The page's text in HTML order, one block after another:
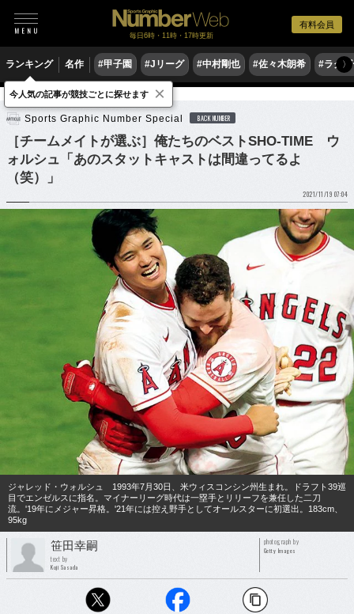
有料会員
毎日6時・11時・17時更新
ランキング 名作 #甲子園 #Jリーグ #中村剛也 #佐々木朗希 #ラグ〉
野球 MLB
Sports Graphic Number Special BACK NUMBER
［チームメイトが選ぶ］俺たちのベストSHO-TIME ウ
ォルシュ「あのスタットキャストは間違ってるよ
（笑）」
2021/11/19 07:04
ジャレッド・ウォルシュ 1993年7月30日、米ウィスコンシン州生まれ。ドラフト39巡
目でエンゼルスに指名。マイナーリーグ時代は一塁手とリリーフを兼任した二刀
流。'19年にメジャー昇格。'21年には控え野手としてオールスターに初選出。183cm、
95kg
笹田幸嗣
text by
Koji Sasada
photograph by
Getty Images
今人気の記事が競技ごとに探せます ×